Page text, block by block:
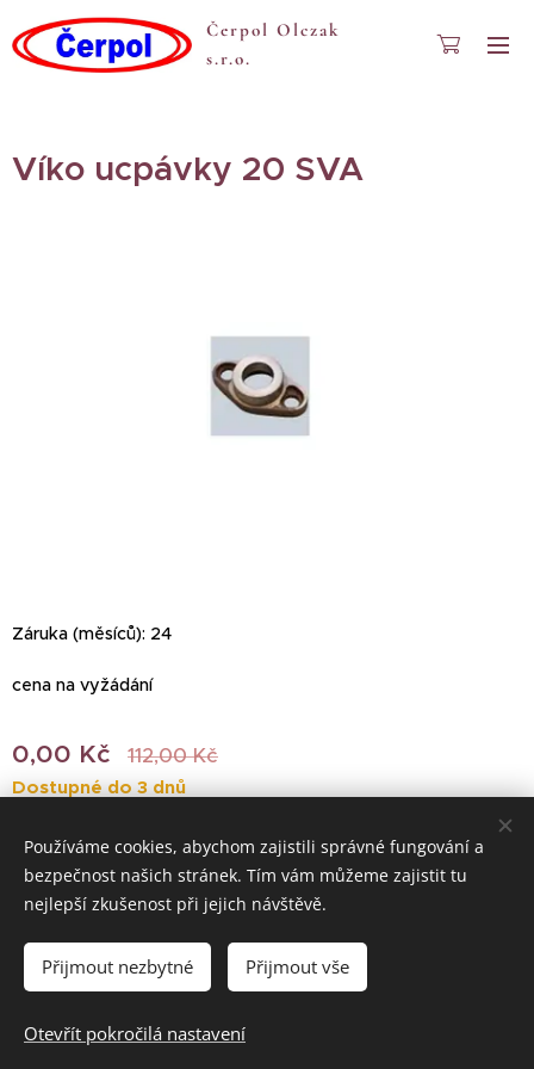
Čerpol Olczak
s.r.o.
Víko ucpávky 20 SVA
Záruka (měsíců): 24
cena na vyžádání
0,00 Kč 112,00Kč
Dostupné do 3 dnů
Do košíku
© 2022 Všechna práva vyhrazena
Používáme cookies, abychom zajistili správné fungování a
bezpečnost našich stránek. Tím vám můžeme zajistit tu
nejlepší zkušenost při jejich návštěvě.
Přijmout nezbytné Přijmout vše
Otevřít pokročilá nastavení